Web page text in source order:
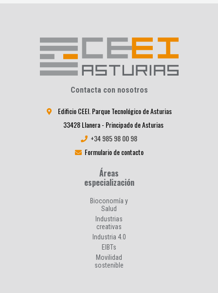
Contacta con nosotros
Edificio CEEI. Parque Tecnológico de Asturias
33428 Llanera - Principado de Asturias
+34 985 98 00 98
Formulario de contacto
Áreas
especialización
Bioconomía y
Salud
Industrias
creativas
Industria 4.0
EIBTs
Movilidad
sostenible